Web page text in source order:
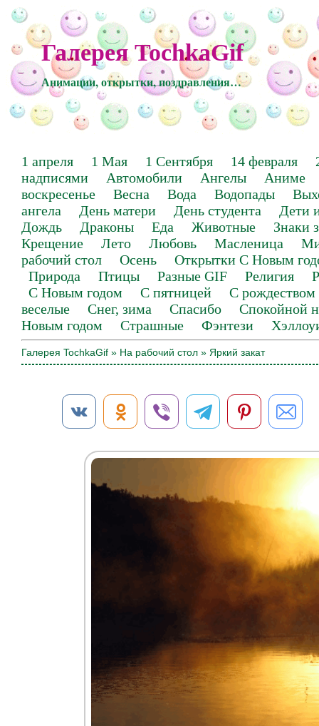
Галерея TochkaGif
Анимации, открытки, поздравления…
1 апреля 1 Мая 1 Сентября 14 февраля
надписями
Автомобили Ангелы
Аниме
воскресенье
Весна Вода Водопады
ангела
День матери День студента
Дети
Дождь
Драконы Еда Животные
Знаки
Крещение
Лето Любовь Масленица
рабочий стол
Осень
Открытки С Новым
Природа
Птицы Разные GIF Религия
С Новым годом
С пятницей
С рождеством
веселые
Снег, зима Спасибо
Спокойной
Новым годом
Страшные Фэнтези
Галерея TochkaGif » На рабочий стол » Яркий закат